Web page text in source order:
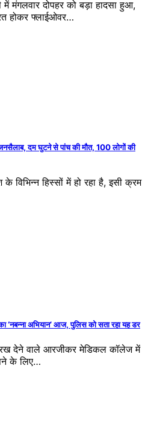
मंगलवार दोपहर को बड़ा हादसा हुआ,
होकर फ्लाईओवर…
दम घुटने से पांच की मौत, 100 लोगों की
विभिन्न हिस्सों में हो रहा है, इसी क्रम
‘नबन्ना अभियान’ आज, पुलिस को सता रहा यह डर
देने वाले आरजीकर मेडिकल कॉलेज में
के लिए…